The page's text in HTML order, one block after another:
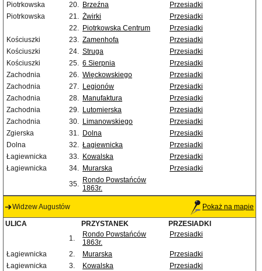
Piotrkowska
20. Brzeźna
Przesiadki
Piotrkowska
21. Żwirki
Przesiadki
22. Piotrkowska Centrum
Przesiadki
Kościuszki
23. Zamenhofa
Przesiadki
Kościuszki
24. Struga
Przesiadki
Kościuszki
25. 6 Sierpnia
Przesiadki
Zachodnia
26. Więckowskiego
Przesiadki
Zachodnia
27. Legionów
Przesiadki
Zachodnia
28. Manufaktura
Przesiadki
Zachodnia
29. Lutomierska
Przesiadki
Zachodnia
30. Limanowskiego
Przesiadki
Zgierska
31. Dolna
Przesiadki
Dolna
32. Łagiewnicka
Przesiadki
Łagiewnicka
33. Kowalska
Przesiadki
Łagiewnicka
34. Murarska
Przesiadki
35. Rondo Powstańców
1863r.
Widzew Augustów Pokaż na mapie
ULICA PRZYSTANEK
PRZESIADKI
1.
Rondo Powstańców
1863r.
Przesiadki
Łagiewnicka 2. Murarska
Przesiadki
Łagiewnicka
3. Kowalska
Przesiadki